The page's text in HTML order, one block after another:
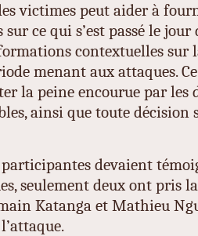
victimes peut aider à
ce qui s’est passé le jour
contextuelles sur
menant aux attaques.
la peine encourue par les
ainsi que toute décision
devaient
seulement deux ont pris
Katanga et Mathieu